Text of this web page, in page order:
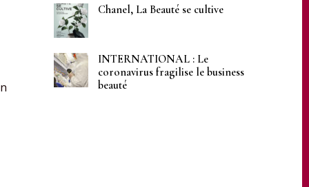
Chanel, La Beauté se cultive
INTERNATIONAL : Le
coronavirus fragilise le business
beauté